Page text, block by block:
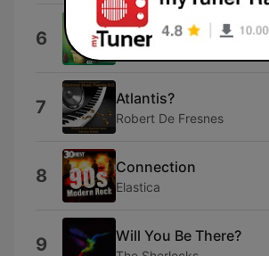
6 BBQ Guy
Rene Muenzer
7 Atlantis?
Robert De Fresnes
8 Connection
Elastica
9 Will You Be There?